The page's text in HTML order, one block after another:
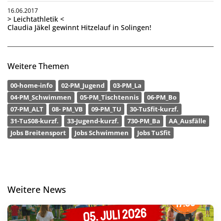
16.06.2017
> Leichtathletik <
Claudia Jäkel gewinnt Hitzelauf in Solingen!
Weitere Themen
00-home-info 02-PM_Jugend
03-PM_La
04-PM_Schwimmen
05-PM_Tischtennis
06-PM_Bo
07-PM_ALT
08- PM_VB 09-PM_TU
30-TuSfit-kurzf.
31-TuS08-kurzf.
33-Jugend-kurzf. 730-PM_Ba
AA_Ausfälle
Jobs Breitensport
Jobs Schwimmen Jobs TuSfit
Weitere News